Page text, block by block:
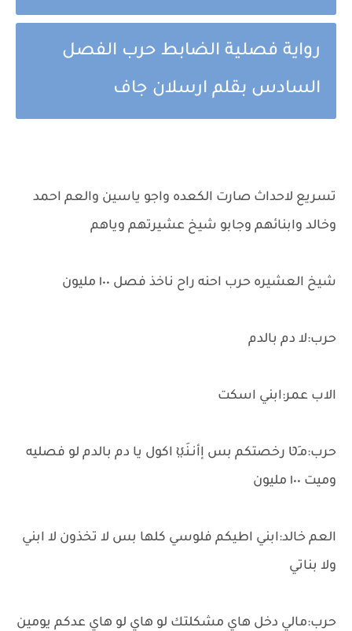
رواية فصلية الضابط حرب الفصل
السادس بقلم ارسلان جاف
تسريع لاحداث صارت الكعده واجو ياسين والعم احمد
وخالد وابنائهم وجابو شيخ عشيرتهم وياهم
شيخ العشيره حرب احنه راح ناخذ فصل ١٠٠ مليون
حرب:لا دم بالدم
الاب عمر:ابني اسكت
حرب:مـَטּ رخصتكم بس إأنـنَـʊ̤ اكول يا دم بالدم لو فصليه
وميت ١٠٠ مليون
العم خالد:ابني اطيكم فلوسي كلها بس لا تخذون لا ابني
ولا بناتي
حرب:مالي دخل هاي مشكلتك لو هاي لو هاي عدكم يومين